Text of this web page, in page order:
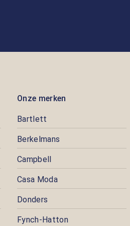
Onze merken
Bartlett
Berkelmans
Campbell
Casa Moda
Donders
Fynch-Hatton